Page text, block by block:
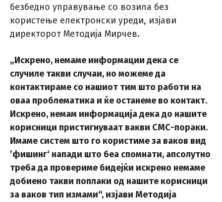
безбедно управување со возила без
користење електронски уреди, изјави
директорот Методија Мирчев.
„Искрено, немаме информации дека се
случиле такви случаи, но можеме да
контактираме со нашиот тим што работи на
оваа проблематика и ќе останеме во контакт.
Искрено, немам информација дека до нашите
корисници пристигнуваат вакви СМС-пораки.
Имаме систем што го користиме за ваков вид
’фишинг‘ напади што беа спомнати, апсолутно
треба да провериме бидејќи искрено немаме
добиено такви поплаки од нашите корисници
за ваков тип измами“, изјави Методија